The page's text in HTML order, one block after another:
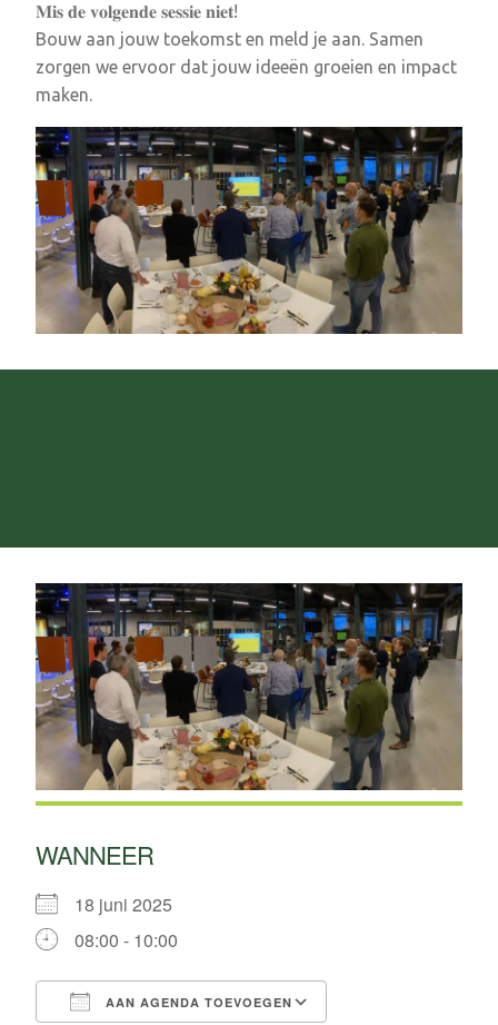
𝐌𝐢𝐬 𝐝𝐞 𝐯𝐨𝐥𝐠𝐞𝐧𝐝𝐞 𝐬𝐞𝐬𝐬𝐢𝐞 𝐧𝐢𝐞𝐭!
Bouw aan jouw toekomst en meld je aan. Samen
zorgen we ervoor dat jouw ideeën groeien en impact
maken.
WANNEER
18 juni 2025
08:00 - 10:00
AAN AGENDA TOEVOEGEN